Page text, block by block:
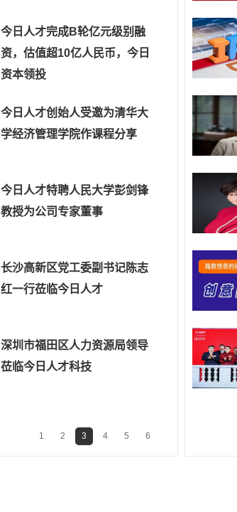
今日人才完成B轮亿元级别融
资，估值超10亿人民币，今日
资本领投
今日人才创始人受邀为清华大
学经济管理学院作课程分享
今日人才特聘人民大学彭剑锋
教授为公司专家董事
长沙高新区党工委副书记陈志
红一行莅临今日人才
深圳市福田区人力资源局领导
莅临今日人才科技
1 2 3 4 5 6